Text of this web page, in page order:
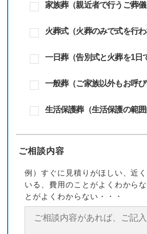
家族葬（親近者で行うご葬儀
火葬式（火葬のみで式を行わ
一日葬（告別式と火葬を1日
一般葬（ご家族以外もお呼び
生活保護葬（生活保護の範囲
ご相談内容
例）すぐに見積りがほしい、近
いる、費用のことがよくわから
とがよくわからない・・・